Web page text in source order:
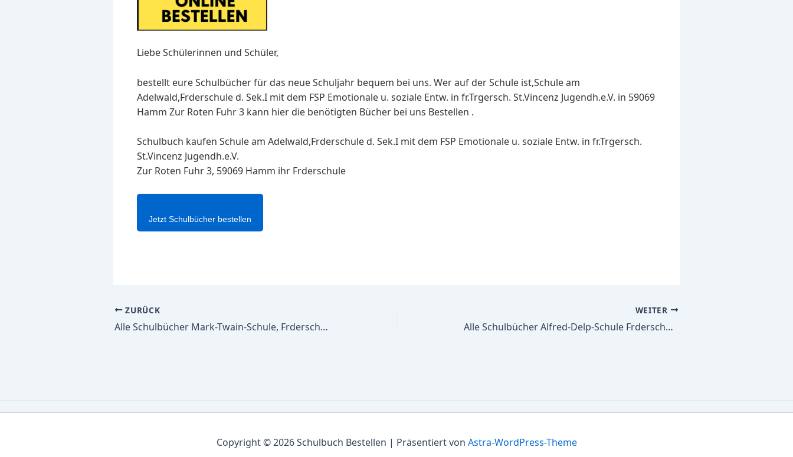
Liebe Schülerinnen und Schüler,
bestellt eure Schulbücher für das neue Schuljahr bequem bei uns. Wer auf der Schule ist,Schule am
Adelwald,Frderschule d. Sek.I mit dem FSP Emotionale u. soziale Entw. in fr.Trgersch. St.Vincenz Jugendh.e.V. in 59069
Hamm Zur Roten Fuhr 3 kann hier die benötigten Bücher bei uns Bestellen .
Schulbuch kaufen Schule am Adelwald,Frderschule d. Sek.I mit dem FSP Emotionale u. soziale Entw. in fr.Trgersch.
St.Vincenz Jugendh.e.V.
Zur Roten Fuhr 3, 59069 Hamm ihr Frderschule
Jetzt Schulbücher bestellen
ZURÜCK
Alle Schulbücher Mark-Twain-Schule, Frderschule der Stadt Hamm, FSP Emotionale und soziale Entwicklung, Primarstufe
WEITER
Alle Schulbücher Alfred-Delp-Schule Frderschule der Stadt Hamm mit dem Frderschwerpunkt Geistige Entwicklung
Copyright © 2026 Schulbuch Bestellen | Präsentiert von Astra-WordPress-Theme